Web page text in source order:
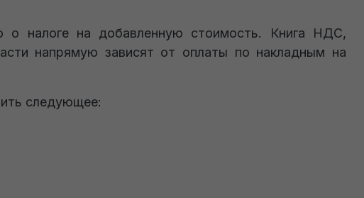
налоге на добавленную стоимость. Книга НДС,
напрямую зависят от оплаты по накладным на
следующее: